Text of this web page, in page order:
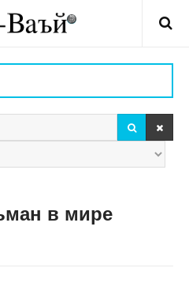
ПОИСК
в мире